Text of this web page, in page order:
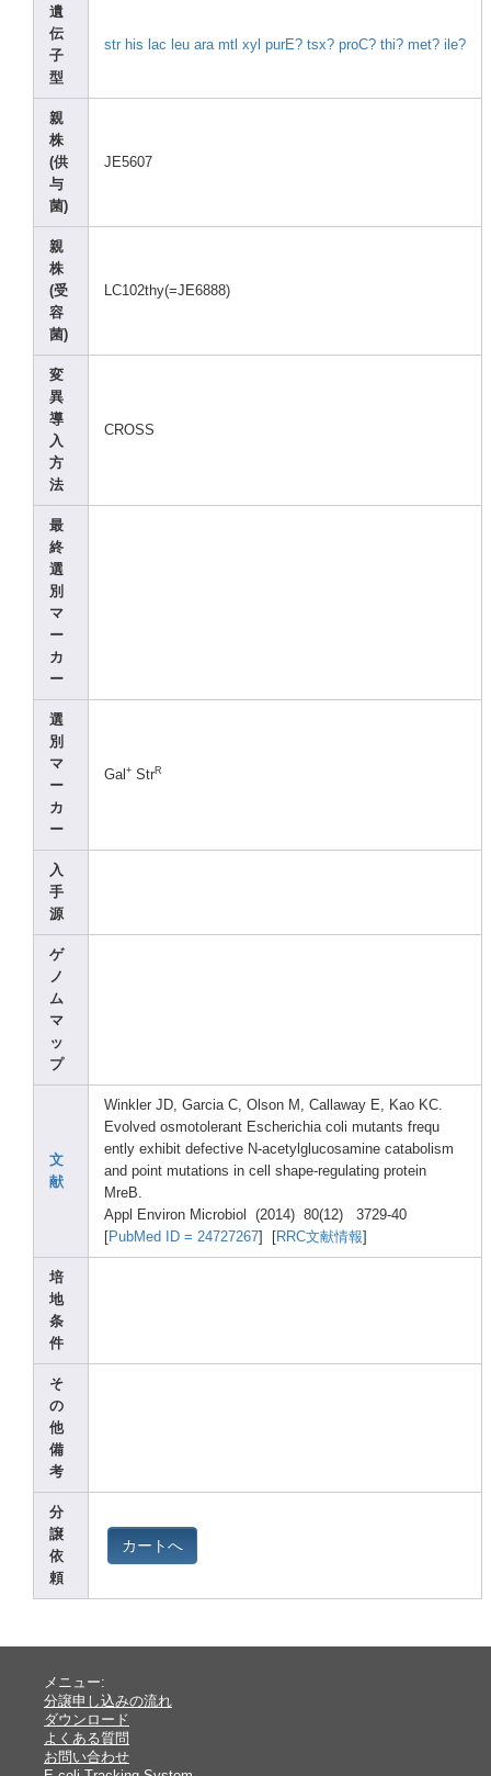
遺
伝
子
型
str his lac leu ara mtl xyl purE? tsx? proC? thi? met? ile?
親
株
(供
与
菌)
JE5607
親
株
(受
容
菌)
LC102thy(=JE6888)
変
異
導
入
方
法
CROSS
最
終
選
別
マ
ー
カ
ー
選
別
マ
ー
カ
ー
Gal+ StrR
入
手
源
ゲ
ノ
ム
マ
ッ
プ
文
献
Winkl er JD, Garcia C, Olson M, Callaway E, Kao KC.
Evolved osmotolerant Escherichia coli mutants frequ
ently exhibit defective N-acetylgl ucosamine catabolism
and point mutations in cell shape-regu lating protein
MreB.
Appl Environ Microbiol (2014) 80(12) 3729-40
PubMed ID = 24727267 RRC文献情報
培
地
条
件
そ
の
他
備
考
分
譲
依
頼
カートへ
メニュー:
分譲申し込みの流れ
ダウンロード
よくある質問
お問い合わせ